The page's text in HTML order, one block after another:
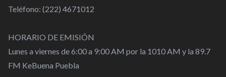
Teléfono: (222) 4671012
HORARIO DE EMISIÓN
Lunes a viernes de 6:00 a 9:00 AM por la 1010 AM y la 89.7
FM KeBuena Puebla